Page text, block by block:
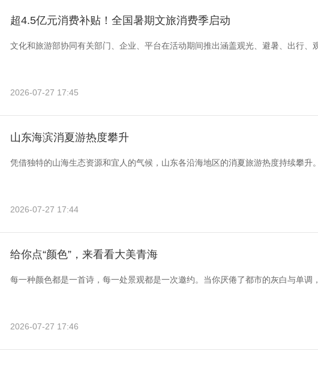
超4.5亿元消费补贴！全国暑期文旅消费季启动
文化和旅游部协同有关部门、企业、平台在活动期间推出涵盖观光、避暑、出行、
2026-07-27 17:45
山东海滨消夏游热度攀升
凭借独特的山海生态资源和宜人的气候，山东各沿海地区的消夏旅游热度持续攀升。
2026-07-27 17:44
给你点“颜色”，来看看大美青海
每一种颜色都是一首诗，每一处景观都是一次邀约。当你厌倦了都市的灰白与单调
2026-07-27 17:46